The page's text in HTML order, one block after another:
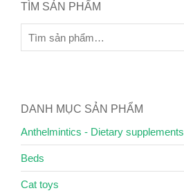
TÌM SẢN PHẨM
DANH MỤC SẢN PHẨM
Anthelmintics - Dietary supplements
Beds
Cat toys